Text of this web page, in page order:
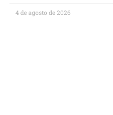
4 de agosto de 2026